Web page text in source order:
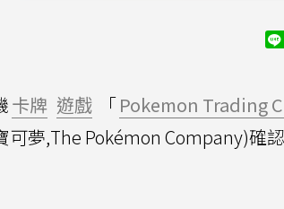
卡牌 遊戲 「Pokemon Trading
可夢,The Pokémon Company)確